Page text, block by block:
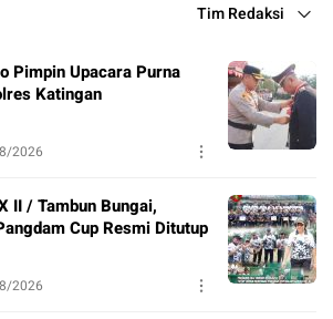
Tim Redaksi
Pimpin Upacara Purna
Katingan
2026
II / Tambun Bungai,
Cup Resmi Ditutup
2026